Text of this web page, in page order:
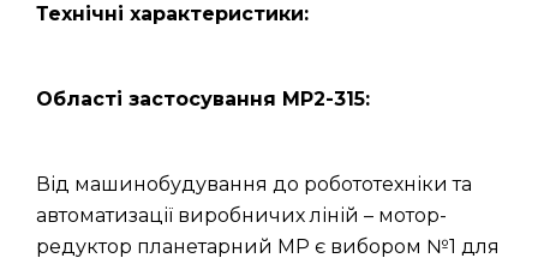
Технічні характеристики:
Області застосування МР2-315:
Від машинобудування до робототехніки та
автоматизації виробничих ліній – мотор-
редуктор планетарний МР є вибором №1 для